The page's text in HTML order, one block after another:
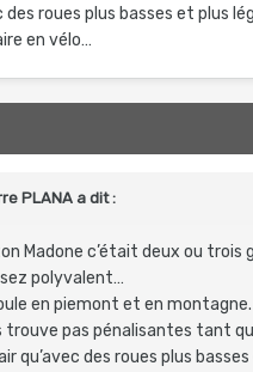
des roues plus basses et plus
en vélo…
PLANA a dit :
Madone c’était deux ou trois
polyvalent…
en piemont et en
trouve pas pénalisantes tant
qu’avec des roues plus